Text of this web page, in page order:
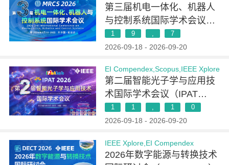
第三届机电一体化、机器人
与控制系统国际学术会议
(MRCS 2026)
1 9 , 7
2026-09-18 - 2026-09-20
EI Compendex,Scopus,IEEE Xplore
第二届智能光子学与应用技
术国际学术会议（IPAT
2026）
1 1 , 1 0
2026-09-18 - 2026-09-20
IEEE Xplore,EI Compendex
2026年数字能源与转换技术